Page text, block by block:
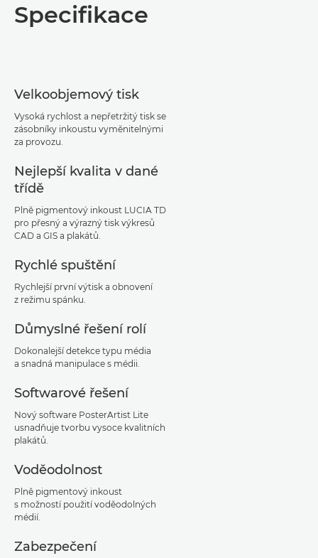
Specifikace
Velkoobjemový tisk
Vysoká rychlost a nepřetržitý tisk se
zásobníky inkoustu vyměnitelnými
za provozu.
Nejlepší kvalita v dané
třídě
Plně pigmentový inkoust LUCIA TD
pro přesný a výrazný tisk výkresů
CAD a GIS a plakátů.
Rychlé spuštění
Rychlejší první výtisk a obnovení
z režimu spánku.
Důmyslné řešení rolí
Dokonalejší detekce typu média
a snadná manipulace s médii.
Softwarové řešení
Nový software PosterArtist Lite
usnadňuje tvorbu vysoce kvalitních
plakátů.
Voděodolnost
Plně pigmentový inkoust
s možností použití voděodolných
médií.
Zabezpečení